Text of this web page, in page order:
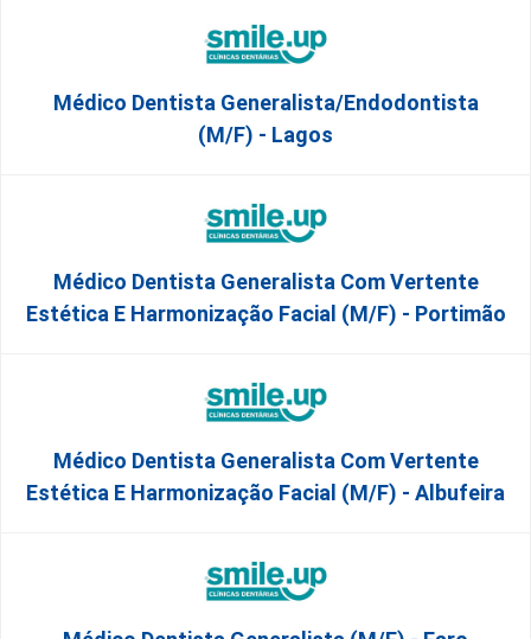
Médico Dentista Generalista/Endodontista
(M/F) - Lagos
Médico Dentista Generalista Com Vertente
Estética E Harmonização Facial (M/F) - Portimão
Médico Dentista Generalista Com Vertente
Estética E Harmonização Facial (M/F) - Albufeira